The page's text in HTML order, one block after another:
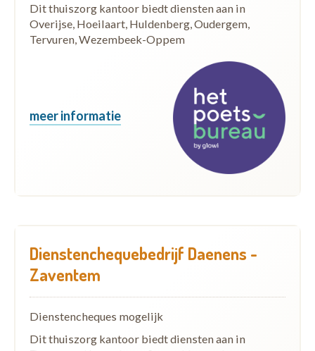
Dit thuiszorg kantoor biedt diensten aan in
Overijse, Hoeilaart, Huldenberg, Oudergem,
Tervuren, Wezembeek-Oppem
meer informatie
Dienstenchequebedrijf Daenens -
Zaventem
Dienstencheques mogelijk
Dit thuiszorg kantoor biedt diensten aan in